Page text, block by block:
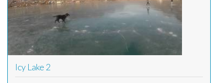
Icy Lake 2